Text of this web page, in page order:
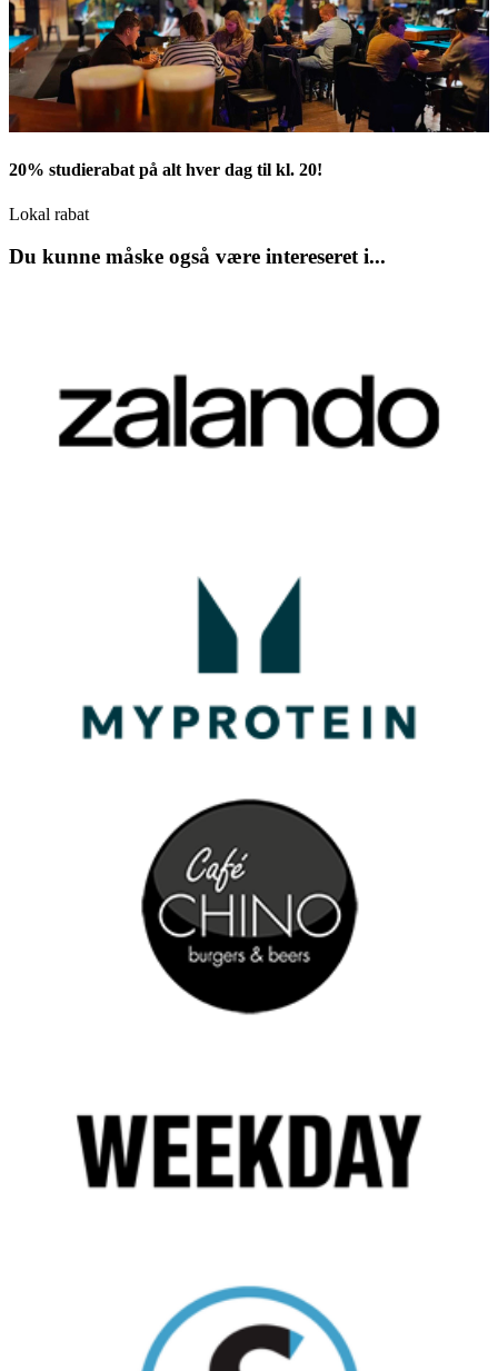
20% studierabat på alt hver dag til kl. 20!
Lokal rabat
Du kunne måske også være intereseret i...